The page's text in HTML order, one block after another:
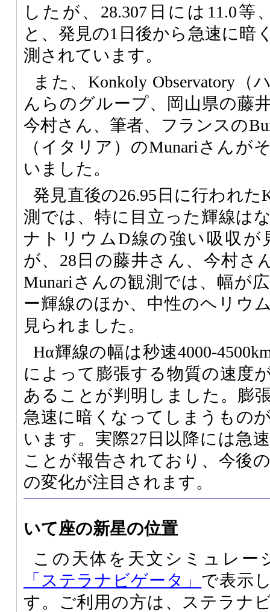
したが、28.307日には11.0等
と、発見の1日後から急速に暗
測されています。
また、Konkoly Observatory（
んらのグループ、岡山県の藤
今村さん、筆者、フランスの
（イタリア）のMunariさんが
いました。
発見直後の26.95日に行われ
測では、特に目立った輝線は
ナトリウムD線の強い吸収が
が、28日の藤井さん、今村さ
Munariさんの観測では、幅が
ー輝線のほか、中性のヘリウ
見られました。
Hα輝線の幅は秒速4000-
によって膨張する物質の速度
あることが判明しました。膨
急速に暗くなってしまうもの
います。実際27日以降には急
ことが報告されており、今後
の変化が注目されます。
いて座の新星の位置
この天体を天文シミュレー
「ステラナビゲータ」 で表示
す。ご利用の方は、ステラナ